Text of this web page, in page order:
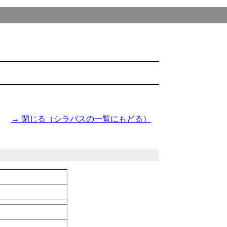
→ 閉じる（シラバスの一覧にもどる）